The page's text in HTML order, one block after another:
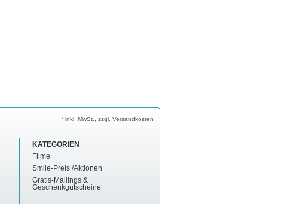
* inkl. MwSt., zzgl. Versandkosten
KATEGORIEN
Filme
Smile-Preis /Aktionen
Gratis-Mailings &
Geschenkgutscheine